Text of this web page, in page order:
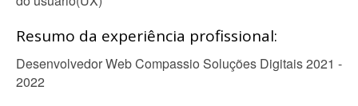
Resumo da experiência profissional:
Desenvolvedor Web Compassio Soluções Digitais 2021 -
2022